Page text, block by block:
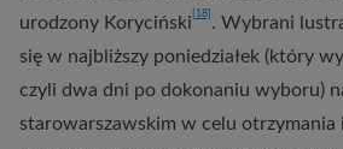
urodzony Koryciński [18] . Wybrani
się w najbliższy poniedziałek (który
czyli dwa dni po dokonaniu wyboru)
starowarszawskim w celu